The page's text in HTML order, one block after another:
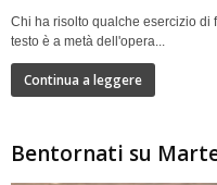
Chi ha risolto qualche esercizio di
testo è a metà dell'opera...
Continua a leggere
Bentornati su